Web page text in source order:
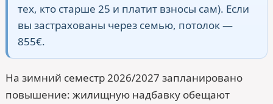
тех, кто старше 25 и платит взносы сам). Если
вы застрахованы через семью, потолок —
855€.
На зимний семестр 2026/2027 запланировано
повышение: жилищную надбавку обещают